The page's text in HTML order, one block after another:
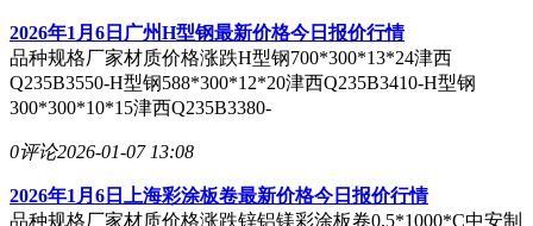
2026年1月6日广州H型钢最新价格今日报价行情
品种规格厂家材质价格涨跌H型钢700*300*13*24津西
Q235B3550-H型钢588*300*12*20津西Q235B3410-H型钢
300*300*10*15津西Q235B3380-
0评论2026-01-07 13:08
2026年1月6日上海彩涂板卷最新价格今日报价行情
品种规格厂家材质价格涨跌锌铝镁彩涂板卷0.5*1000*C中安制